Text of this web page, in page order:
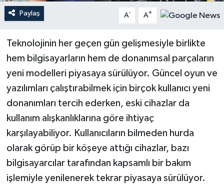
Paylaş A- A+
Teknolojinin her geçen gün gelişmesiyle birlikte
hem bilgisayarların hem de donanımsal parçaların
yeni modelleri piyasaya sürülüyor. Güncel oyun ve
yazılımları çalıştırabilmek için birçok kullanıcı yeni
donanımları tercih ederken, eski cihazlar da
kullanım alışkanlıklarına göre ihtiyaç
karşılayabiliyor. Kullanıcıların bilmeden hurda
olarak görüp bir köşeye attığı cihazlar, bazı
bilgisayarcılar tarafından kapsamlı bir bakım
işlemiyle yenilenerek tekrar piyasaya sürülüyor.
Spor
Teknoloji
Yaşam